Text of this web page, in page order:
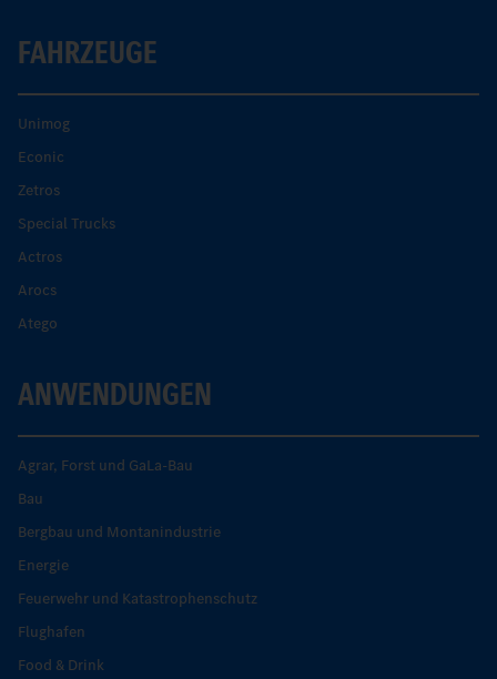
FAHRZEUGE
Unimog
Econic
Zetros
Special Trucks
Actros
Arocs
Atego
ANWENDUNGEN
Agrar, Forst und GaLa-Bau
Bau
Bergbau und Montanindustrie
Energie
Feuerwehr und Katastrophenschutz
Flughafen
Food & Drink